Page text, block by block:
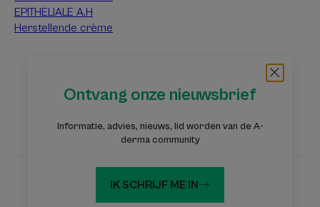
Ontvang onze nieuwsbrief
Informatie, advies, nieuws, lid worden van de A-
derma community
IK SCHRIJF ME IN
EPITHELIALE A.H
Herstellende crème
Veelgestelde vragenContact
Websites Pierre Fabre Groep